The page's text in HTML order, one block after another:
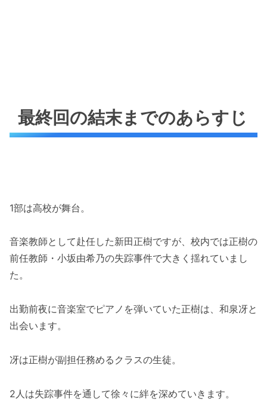
最終回の結末までのあらすじ
1部は高校が舞台。
音楽教師として赴任した新田正樹ですが、校内では正樹の
前任教師・小坂由希乃の失踪事件で大きく揺れていまし
た。
出勤前夜に音楽室でピアノを弾いていた正樹は、和泉冴と
出会います。
冴は正樹が副担任務めるクラスの生徒。
2人は失踪事件を通して徐々に絆を深めていきます。